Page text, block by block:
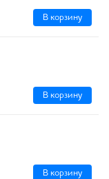
В корзину
В корзину
В корзину